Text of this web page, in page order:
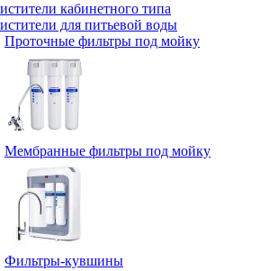
кабинетного типа
для питьевой воды
Проточные фильтры под мойку
Мембранные фильтры под мойку
Фильтры-кувшины